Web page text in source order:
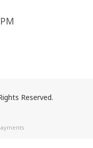
Reserved.